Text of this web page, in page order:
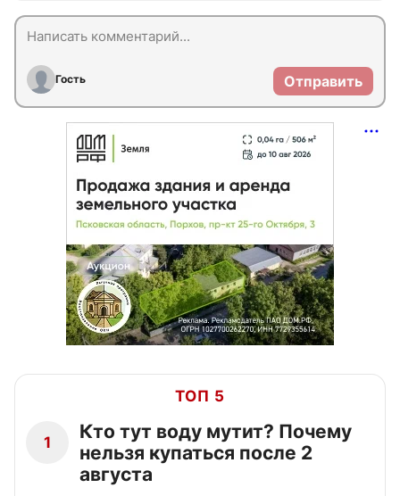
Гость Отправить
ТОП 5
1
Кто тут воду мутит? Почему
нельзя купаться после 2
августа